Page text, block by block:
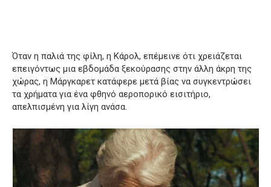
Όταν η παλιά της φίλη, η Κάρολ, επέμεινε ότι χρειάζεται
επειγόντως μια εβδομάδα ξεκούρασης στην άλλη άκρη της
χώρας, η Μάργκαρετ κατάφερε μετά βίας να συγκεντρώσει
τα χρήματα για ένα φθηνό αεροπορικό εισιτήριο,
απελπισμένη για λίγη ανάσα.